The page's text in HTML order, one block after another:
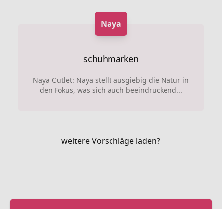
Naya
schuhmarken
Naya Outlet: Naya stellt ausgiebig die Natur in
den Fokus, was sich auch beeindruckend...
weitere Vorschläge laden?